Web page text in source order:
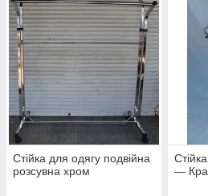
Стійка для одягу подвійна
розсувна хром
—